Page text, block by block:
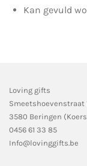
Kan gevuld
Loving gifts
Smeetshoevenstraat
3580 Beringen
0456 61 33 85
Info@lovinggifts.be